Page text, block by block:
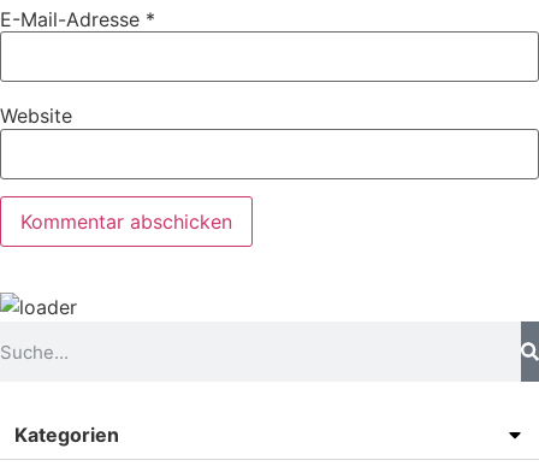
E-Mail-Adresse *
Website
Kategorien